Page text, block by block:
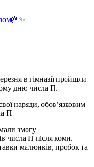
в гімназії пройшли
дню числа П.
наряди, обов’язковим
П.
змогу
числа П після коми.
малюнків, пробок та